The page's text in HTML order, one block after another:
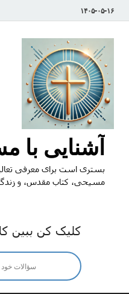
۱۴۰۵-۰۵-۱۶
آشنایی با
بستری است برای معرفی
مسیحی، کتاب مقدس، و
کلیک کن ببین